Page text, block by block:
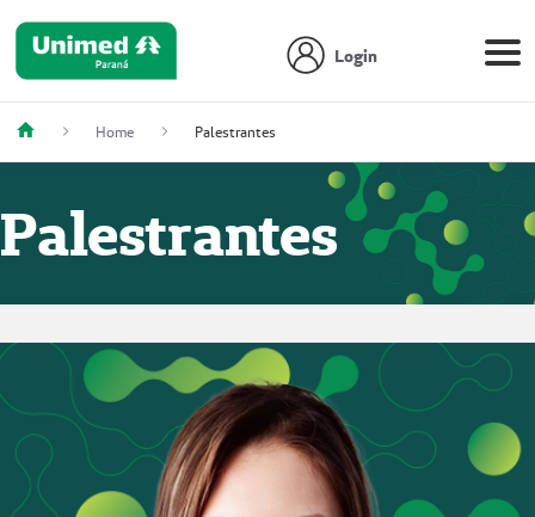
Login
Home Palestrantes
Palestrantes